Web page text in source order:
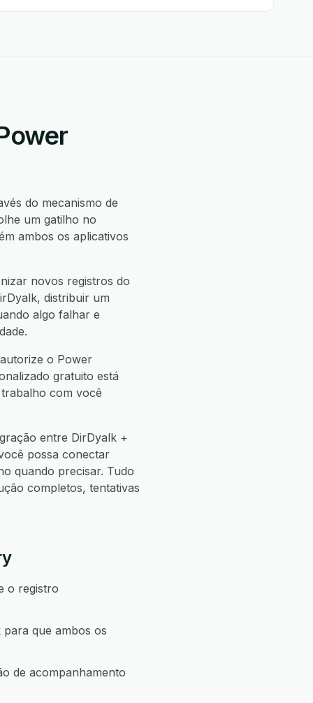
do mecanismo de
um gatilho no
ambos os aplicativos
novos registros do
distribuir um
algo falhar e
o Power
gratuito está
com você
entre DirDyalk +
possa conectar
quando precisar. Tudo
completos, tentativas
o registro
que ambos os
de acompanhamento